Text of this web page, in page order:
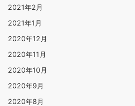
2021年2月
2021年1月
2020年12月
2020年11月
2020年10月
2020年9月
2020年8月